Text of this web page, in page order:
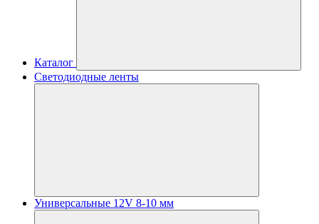
Каталог
Светодиодные ленты
Универсальные 12V 8-10 мм